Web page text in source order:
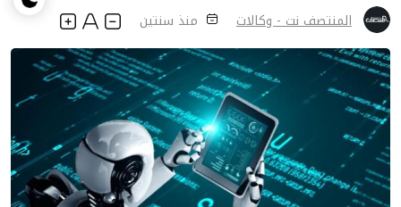
المنتصف نت - وكالات منذ سنتين